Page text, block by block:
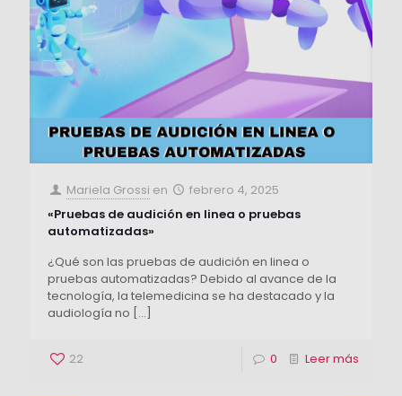
Mariela Grossi en
febrero 4, 2025
«Pruebas de audición en linea o pruebas
automatizadas»
¿Qué son las pruebas de audición en linea o
pruebas automatizadas? Debido al avance de la
tecnología, la telemedicina se ha destacado y la
audiología no […]
22 0 Leer más